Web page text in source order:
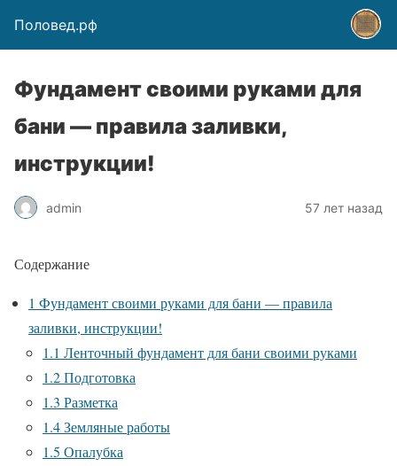
Половед.рф
Фундамент своими руками для
бани — правила заливки,
инструкции!
admin 57 лет назад
Содержание
1 Фундамент своими руками для бани — правила
заливки, инструкции!
1.1 Ленточный фундамент для бани своими руками
1.2Подготовка
1.3 Разметка
1.4Земляные работы
1.5 Опалубка